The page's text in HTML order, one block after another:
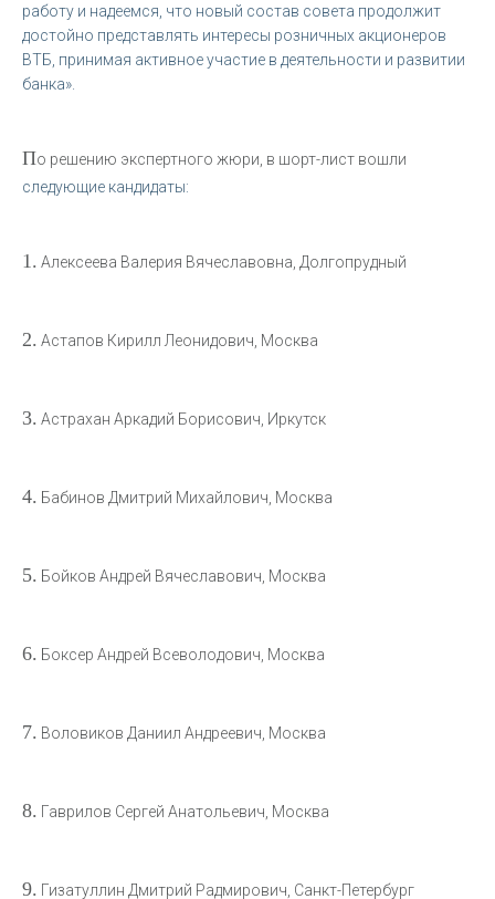
работу и надеемся, что новый состав совета продолжит
достойно представлять интересы розничных акционеров
ВТБ, принимая активное участие в деятельности и развитии
банка».
По решению экспертного жюри, в шорт-лист вошли
следующие кандидаты:
1. Алексеева Валерия Вячеславовна, Долгопрудный
2. Астапов Кирилл Леонидович, Москва
3. Астрахан Аркадий Борисович, Иркутск
4. Бабинов Дмитрий Михайлович, Москва
5. Бойков Андрей Вячеславович, Москва
6. Боксер Андрей Всеволодович, Москва
7. Воловиков Даниил Андреевич, Москва
8. Гаврилов Сергей Анатольевич, Москва
9. Гизатуллин Дмитрий Радмирович, Санкт-Петербург